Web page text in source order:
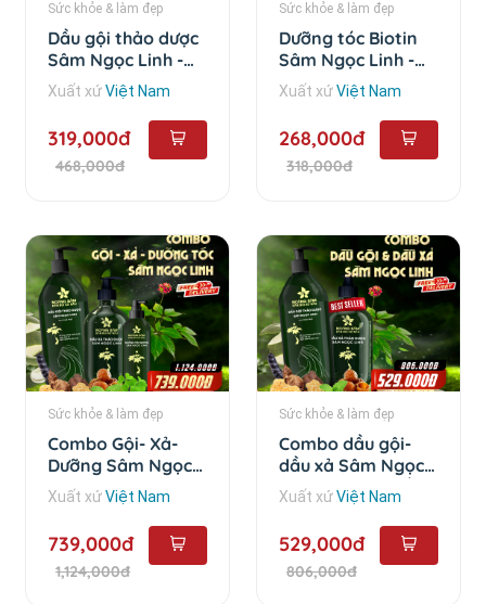
Sức khỏe & làm đẹp
Dầu gội thảo dược
Sâm Ngọc Linh -
500ml
Xuất xứViệt Nam
319,000đ
468,000đ
Sức khỏe & làm đẹp
Dưỡng tóc Biotin
Sâm Ngọc Linh -
100ml
Xuất xứViệt Nam
268,000đ
318,000đ
Sức khỏe & làm đẹp
Combo Gội- Xả-
Dưỡng Sâm Ngọc
Linh - Combo 3 sản
phẩm
Xuất xứViệt Nam
739,000đ
1,124,000đ
Sức khỏe & làm đẹp
Combo dầu gội-
dầu xả Sâm Ngọc
Linh - Combo dầu
gội - dầu xả
Xuất xứViệt Nam
529,000đ
806,000đ